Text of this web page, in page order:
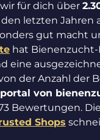
für dich über
letzten
gut macht
hat Bienenzucht-
eine
der Anzahl der
von
Bewertungen.
Shops